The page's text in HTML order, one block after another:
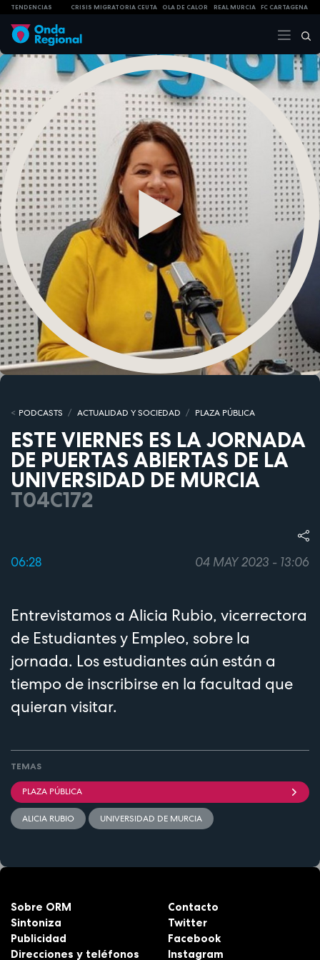
TENDENCIAS CRISIS MIGRATORIA CEUTA OLA DE CALOR REAL MURCIA FC CARTAGENA
PODCASTS ACTUALIDAD Y SOCIEDAD PLAZA PÚBLICA
ESTE VIERNES ES LA JORNADA
DE PUERTAS ABIERTAS DE LA
UNIVERSIDAD DE MURCIA
T04C172
06:28 04 MAY 2023 - 13:06
Entrevistamos a Alicia Rubio, vicerrectora
de Estudiantes y Empleo, sobre la
jornada. Los estudiantes aún están a
tiempo de inscribirse en la facultad que
quieran visitar.
TEMAS
PLAZA PÚBLICA
ALICIA RUBIO UNIVERSIDAD DE MURCIA
Sobre ORM
Sintoniza
Publicidad
Direcciones y teléfonos
Contacto
Twitter
Facebook
Instagram